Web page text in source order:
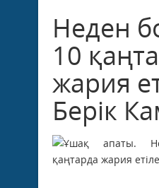
Неден
10
жария
Берік